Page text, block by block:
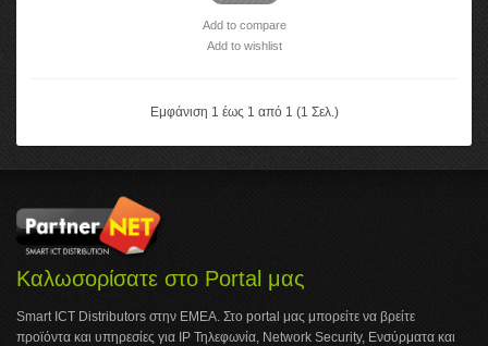
Add to compare
Add to wishlist
Εμφάνιση 1 έως 1 από 1 (1 Σελ.)
Καλωσορίσατε στο Portal μας
Smart ICT Distributors στην ΕΜΕΑ. Στο portal μας μπορείτε να βρείτε
προϊόντα και υπηρεσίες για IP Τηλεφωνία, Network Security, Ενσύρματα και